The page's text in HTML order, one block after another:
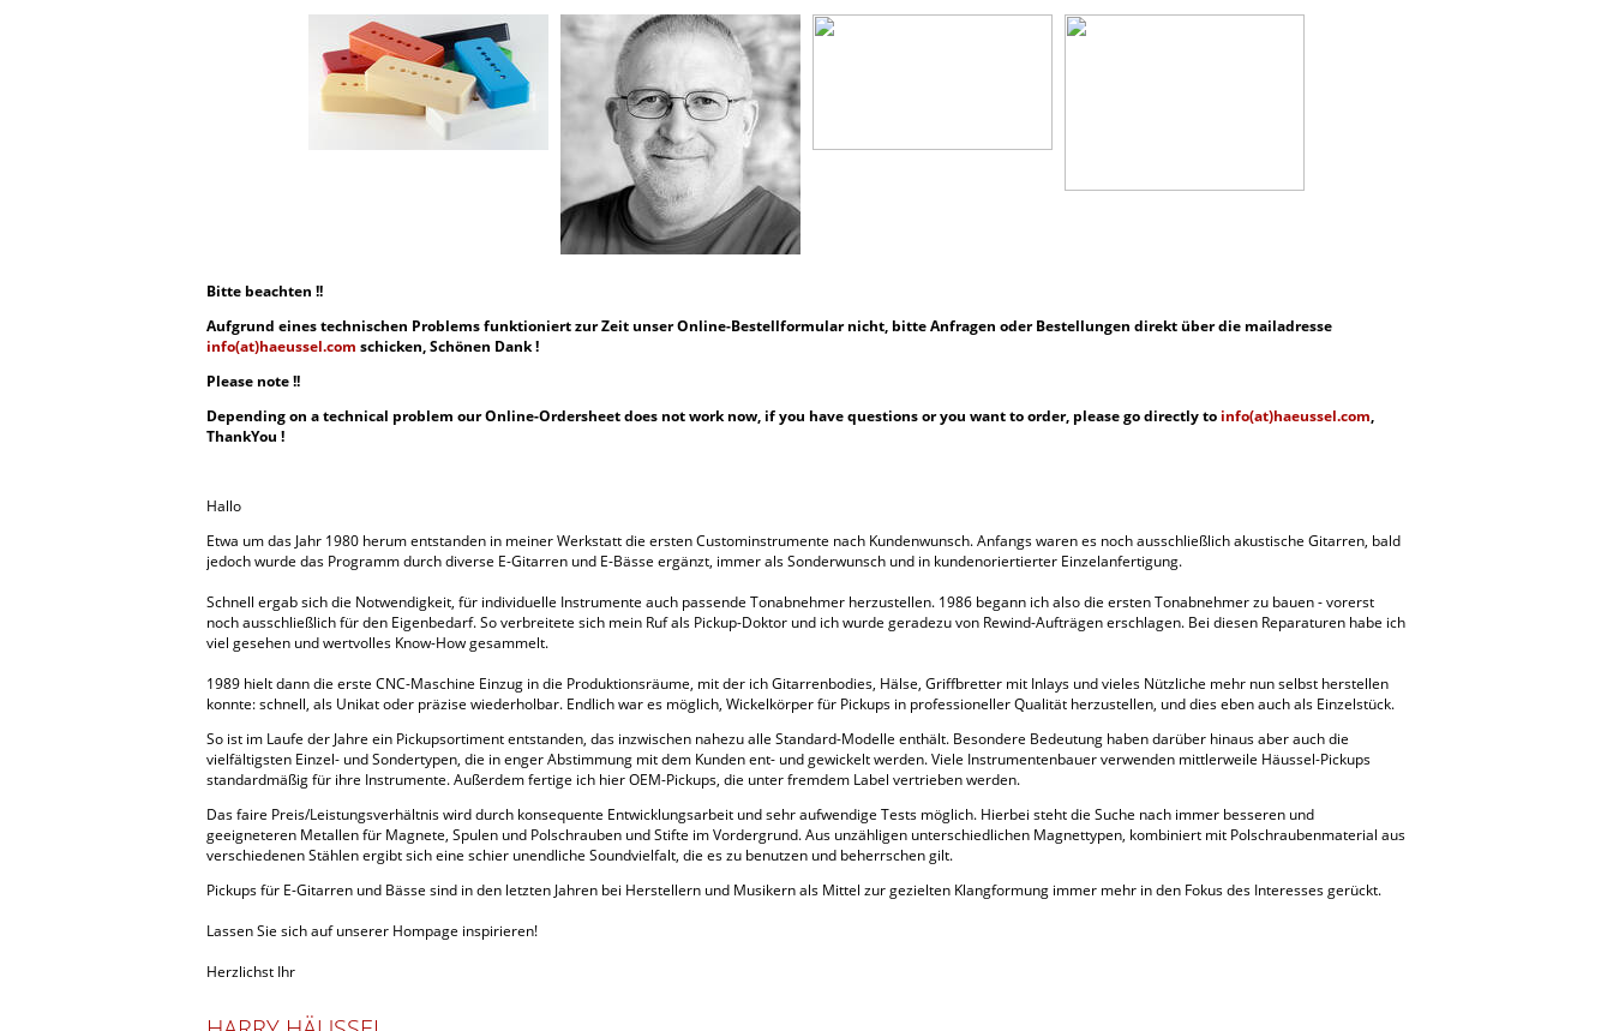
Bitte beachten !!
Aufgrund eines technischen Problems funktioniert zur Zeit unser Online-Bestellformular nicht, bitteAnfragen oder Bestellungen direkt über die mailadresse
info(at)haeussel.com schicken, Schönen Dank !
Please note !!
Depending on a technical problem our Online-Ordersheet does not work now, if you have questions or you want to order, please go directly to info(at)haeussel.com,
ThankYou !
Hallo
Etwa um das Jahr 1980 herum entstanden in meiner Werkstatt die ersten Custominstrumente nach Kundenwunsch. Anfangs waren es noch ausschließlich akustische Gitarren, bald
jedoch wurde das Programm durch diverse E-Gitarren und E-Bässe ergänzt, immer als Sonderwunsch und in kundenoriertierter Einzelanfertigung.
Schnell ergab sich die Notwendigkeit, für individuelle Instrumente auch passende Tonabnehmer herzustellen. 1986 begann ich also die ersten Tonabnehmer zu bauen - vorerst
noch ausschließlich für den Eigenbedarf. So verbreitete sich mein Ruf als Pickup-Doktor und ich wurde geradezu von Rewind-Aufträgen erschlagen. Bei diesen Reparaturen habe ich
viel gesehen und wertvolles Know-How gesammelt.
1989 hielt dann die erste CNC-Maschine Einzug in die Produktionsräume, mit der ich Gitarrenbodies, Hälse, Griffbretter mit Inlays und vieles Nützliche mehr nun selbst herstellen
konnte: schnell, als Unikat oder präzise wiederholbar. Endlich war es möglich, Wickelkörper für Pickups in professioneller Qualität herzustellen, und dies eben auch als Einzelstück.
So ist im Laufe der Jahre ein Pickupsortiment entstanden, das inzwischen nahezu alle Standard-Modelle enthält. Besondere Bedeutung haben darüber hinaus aber auch die
vielfältigsten Einzel- und Sondertypen, die in enger Abstimmung mit dem Kunden ent- und gewickelt werden. Viele Instrumentenbauer verwenden mittlerweile Häussel-Pickups
standardmäßig für ihre Instrumente. Außerdem fertige ich hier OEM-Pickups, die unter fremdem Label vertrieben werden.
Das faire Preis/Leistungsverhältnis wird durch konsequente Entwicklungsarbeit und sehr aufwendige Tests möglich. Hierbei steht die Suche nach immer besseren und
geeigneteren Metallen für Magnete, Spulen und Polschrauben und Stifte im Vordergrund. Aus unzähligen unterschiedlichen Magnettypen, kombiniert mit Polschraubenmaterial aus
verschiedenen Stählen ergibt sich eine schier unendliche Soundvielfalt, die es zu benutzen und beherrschen gilt.
Pickups für E-Gitarren und Bässe sind in den letzten Jahren bei Herstellern und Musikern als Mittel zur gezielten Klangformung immer mehr in den Fokus des Interesses gerückt.
Lassen Sie sich auf unserer Hompage inspirieren!
Herzlichst Ihr